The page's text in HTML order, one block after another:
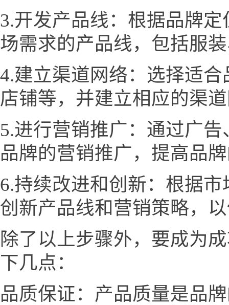
3.开发产品线：根据品牌
场需求的产品线，包括服
4.建立渠道网络：选择适
店铺等，并建立相应的渠
5.进行营销推广：通过广
品牌的营销推广，提高品
6.持续改进和创新：根据
创新产品线和营销策略，
除了以上步骤外，要成为
下几点：
品质保证：产品质量是品